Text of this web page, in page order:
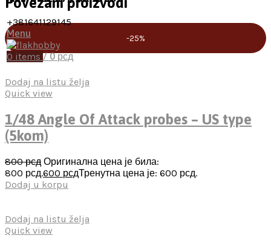
+381641129145
Menu
0 items / 0рсд
-25%
Dodaj na listu želja
Quick view
1/48 Angle Of Attack probes – US type
(5kom)
800рсд Оригинална цена је била:
800 рсд.600 рсдТренутна цена је: 600 рсд.
Dodaj u korpu
Dodaj na listu želja
Quick view